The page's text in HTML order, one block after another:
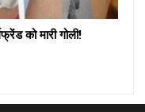
को मारी गोली!